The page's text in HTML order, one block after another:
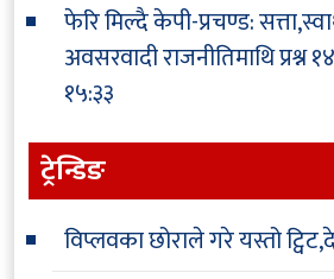
फेरि मिल्दै केपी-प्रचण्ड:
अवसरवादी राजनीतिमाथि प्रश्न
१५:३३
ट्रेन्डिङ
विप्लवका छोराले गरे यस्तो